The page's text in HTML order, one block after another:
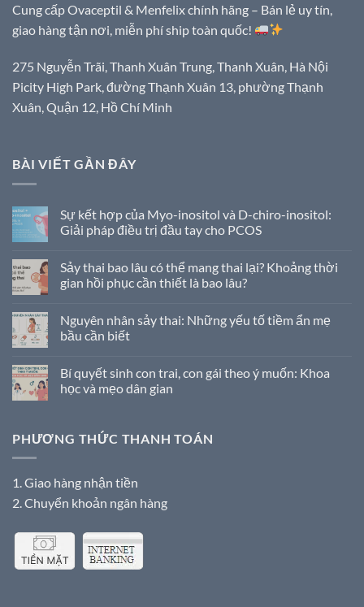
Cung cấp Ovaceptil & Menfelix chính hãng – Bán lẻ uy tín,
giao hàng tận nơi, miễn phí ship toàn quốc!
275 Nguyễn Trãi, Thanh Xuân Trung, Thanh Xuân, Hà Nội
Picity High Park, đường Thạnh Xuân 13, phường Thạnh
Xuân, Quận 12, Hồ Chí Minh
BÀI VIẾT GẦN ĐÂY
Sự kết hợp của Myo-inositol và D-chiro-inositol:
Giải pháp điều trị đầu tay cho PCOS
Sảy thai bao lâu có thể mang thai lại? Khoảng thời
gian hồi phục cần thiết là bao lâu?
Nguyên nhân sảy thai: Những yếu tố tiềm ẩn mẹ
bầu cần biết
Bí quyết sinh con trai, con gái theo ý muốn: Khoa
học và mẹo dân gian
PHƯƠNG THỨC THANH TOÁN
1. Giao hàng nhận tiền
2. Chuyển khoản ngân hàng